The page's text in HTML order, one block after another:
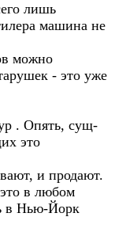
лишь
машина не
можно
- это уже
. Опять, сущ-
это
и продают.
в любом
в Нью-Йорк